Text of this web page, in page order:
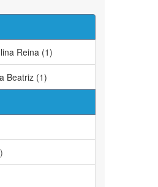
Reina (1)
Beatriz (1)